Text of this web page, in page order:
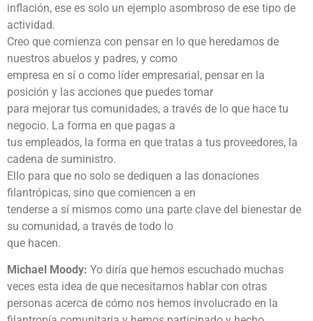
inflación, ese es solo un ejemplo asombroso de ese tipo de
actividad.
Creo que comienza con pensar en lo que heredamos de
nuestros abuelos y padres, y como
empresa en sí o como líder empresarial, pensar en la
posición y las acciones que puedes tomar
para mejorar tus comunidades, a través de lo que hace tu
negocio. La forma en que pagas a
tus empleados, la forma en que tratas a tus proveedores, la
cadena de suministro.
Ello para que no solo se dediquen a las donaciones
filantrópicas, sino que comiencen a en
tenderse a sí mismos como una parte clave del bienestar de
su comunidad, a través de todo lo
que hacen.
Michael Moody: Yo diría que hemos escuchado muchas
veces esta idea de que necesitamos hablar con otras
personas acerca de cómo nos hemos involucrado en la